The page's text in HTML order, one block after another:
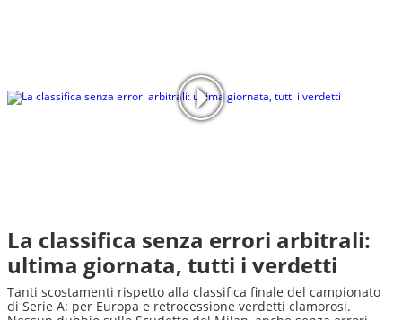
La classifica senza errori arbitrali:
ultima giornata, tutti i verdetti
Tanti scostamenti rispetto alla classifica finale del campionato
di Serie A: per Europa e retrocessione verdetti clamorosi.